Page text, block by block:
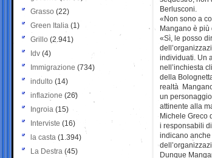
Berlusconi.
«Non sono a
Mangano è più
«Sì, le posso
individuati. Un
nell’inchiesta
della
realtà
un
attinente alla
Michele Greco
i responsabili
indicano
Dunque
Grasso (22)
Green Italia (1)
Grillo (2.941)
Idv (4)
Immigrazione (734)
indulto (14)
inflazione (26)
Ingroia (15)
Interviste (16)
la casta (1.394)
La Destra (45)